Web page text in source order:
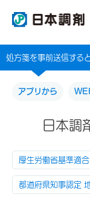
処方箋を事前送信する
アプリから
日本調
厚生労働省基準適
都道府県知事認定